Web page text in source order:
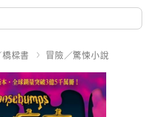
樑書 冒險／驚悚小說